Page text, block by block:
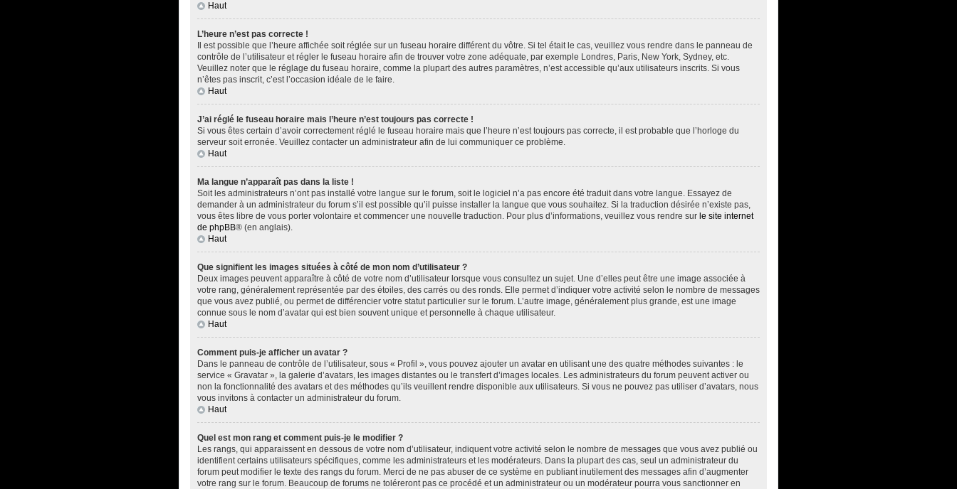
Haut
L’heure n’est pas correcte !
Il est possible que l’heure affichée soit réglée sur un fuseau horaire différent du vôtre. Si tel était le cas, veuillez vous rendre dans le panneau de
contrôle de l’utilisateur et régler le fuseau horaire afin de trouver votre zone adéquate, par exemple Londres, Paris, New York, Sydney, etc.
Veuillez noter que le réglage du fuseau horaire, comme la plupart des autres paramètres, n’est accessible qu’aux utilisateurs inscrits. Si vous
n’êtes pas inscrit, c’est l’occasion idéale de le faire.
Haut
J’ai réglé le fuseau horaire mais l’heure n’est toujours pas correcte !
Si vous êtes certain d’avoir correctement réglé le fuseau horaire mais que l’heure n’est toujours pas correcte, il est probable que l’horloge du
serveur soit erronée. Veuillez contacter un administrateur afin de lui communiquer ce problème.
Haut
Ma langue n’apparaît pas dans la liste !
Soit les administrateurs n’ont pas installé votre langue sur le forum, soit le logiciel n’a pas encore été traduit dans votre langue. Essayez de
demander à un administrateur du forum s’il est possible qu’il puisse installer la langue que vous souhaitez. Si la traduction désirée n’existe pas,
vous êtes libre de vous porter volontaire et commencer une nouvelle traduction. Pour plus d’informations, veuillez vous rendre sur le site internet
de phpBB® (en anglais).
Haut
Que signifient les images situées à côté de mon nom d’utilisateur ?
Deux images peuvent apparaître à côté de votre nom d’utilisateur lorsque vous consultez un sujet. Une d’elles peut être une image associée à
votre rang, généralement représentée par des étoiles, des carrés ou des ronds. Elle permet d’indiquer votre activité selon le nombre de messages
que vous avez publié, ou permet de différencier votre statut particulier sur le forum. L’autre image, généralement plus grande, est une image
connue sous le nom d’avatar qui est bien souvent unique et personnelle à chaque utilisateur.
Haut
Comment puis-je afficher un avatar ?
Dans le panneau de contrôle de l’utilisateur, sous « Profil », vous pouvez ajouter un avatar en utilisant une des quatre méthodes suivantes : le
service « Gravatar », la galerie d’avatars, les images distantes ou le transfert d’images locales. Les administrateurs du forum peuvent activer ou
non la fonctionnalité des avatars et des méthodes qu’ils veuillent rendre disponible aux utilisateurs. Si vous ne pouvez pas utiliser d’avatars, nous
vous invitons à contacter un administrateur du forum.
Haut
Quel est mon rang et comment puis-je le modifier ?
Les rangs, qui apparaissent en dessous de votre nom d’utilisateur, indiquent votre activité selon le nombre de messages que vous avez publié ou
identifient certains utilisateurs spécifiques, comme les administrateurs et les modérateurs. Dans la plupart des cas, seul un administrateur du
forum peut modifier le texte des rangs du forum. Merci de ne pas abuser de ce système en publiant inutilement des messages afin d’augmenter
votre rang sur le forum. Beaucoup de forums ne toléreront pas ce procédé et un administrateur ou un modérateur pourra vous sanctionner en